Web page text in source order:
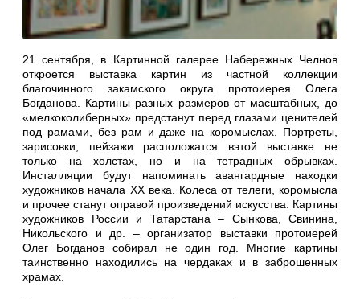
21 сентября, в Картинной галерее Набережных Челнов
откроется выставка картин из частной коллекции
благочинного закамского округа протоиерея Олега
Богданова. Картины разных размеров от масштабных, до
«мелкоколиберных» предстанут перед глазами ценителей
под рамами, без рам и даже на коромыслах. Портреты,
зарисовки, пейзажи расположатся вэтой выставке не
только на холстах, но и на тетрадных обрывках.
Инсталляции будут напоминать авангардные находки
художников начала XX века. Колеса от телеги, коромысла
и прочее станут оправой произведений искусства. Картины
художников России и Татарстана – Сынкова, Свинина,
Никольского и др. – организатор выставки протоиерей
Олег Богданов собирал не один год. Многие картины
таинственно находились на чердаках и в заброшенных
храмах.